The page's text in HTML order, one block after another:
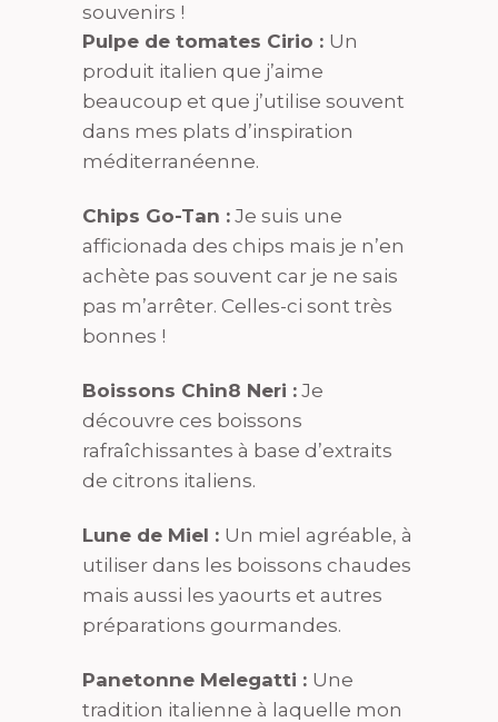
souvenirs !
Pulpe de tomates Cirio : Un
produit italien que j’aime
beaucoup et que j’utilise souvent
dans mes plats d’inspiration
méditerranéenne.
Chips Go-Tan : Je suis une
afficionada des chips mais je n’en
achète pas souvent car je ne sais
pas m’arrêter. Celles-ci sont très
bonnes !
Boissons Chin8 Neri : Je
découvre ces boissons
rafraîchissantes à base d’extraits
de citrons italiens.
Lune de Miel : Un miel agréable, à
utiliser dans les boissons chaudes
mais aussi les yaourts et autres
préparations gourmandes.
Panetonne Melegatti : Une
tradition italienne à laquelle mon